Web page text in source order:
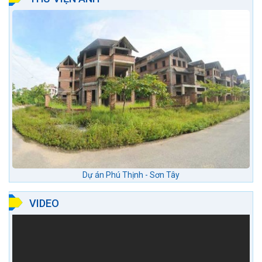
Dự án Phú Thịnh - Sơn Tây
VIDEO